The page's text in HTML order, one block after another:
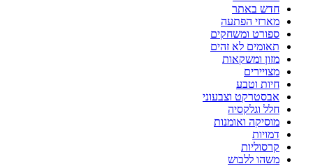
חדש באתר
מארזי הפתעה
ספורט ומשחקים
תאומים לא זהים
מזון ומשקאות
מצויירים
חיות וטבע
אבסטרקט וצבעוני
חלל וגלקסיה
מוסיקה ואומנות
דמויות
קרסוליות
משהו ללבוש